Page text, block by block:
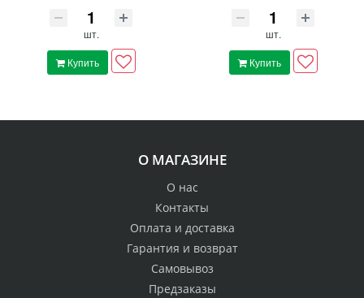
шт.
Купить
шт.
Купить
О МАГАЗИНЕ
О нас
Контакты
Оплата и доставка
Гарантия и возврат
Самовывоз
Предзаказы